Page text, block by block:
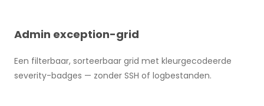
Admin exception-grid
Een filterbaar, sorteerbaar grid met kleurgecodeerde
severity-badges — zonder SSH of logbestanden.